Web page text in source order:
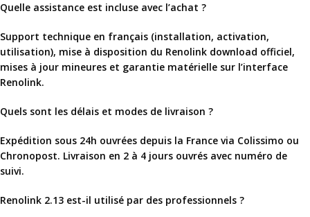
Quelle assistance est incluse avec l’achat ?
Support technique en français (installation, activation,
utilisation), mise à disposition du Renolink download officiel,
mises à jour mineures et garantie matérielle sur l’interface
Renolink.
Quels sont les délais et modes de livraison ?
Expédition sous 24h ouvrées depuis la France via Colissimo ou
Chronopost. Livraison en 2 à 4 jours ouvrés avec numéro de
suivi.
Renolink 2.13 est-il utilisé par des professionnels ?